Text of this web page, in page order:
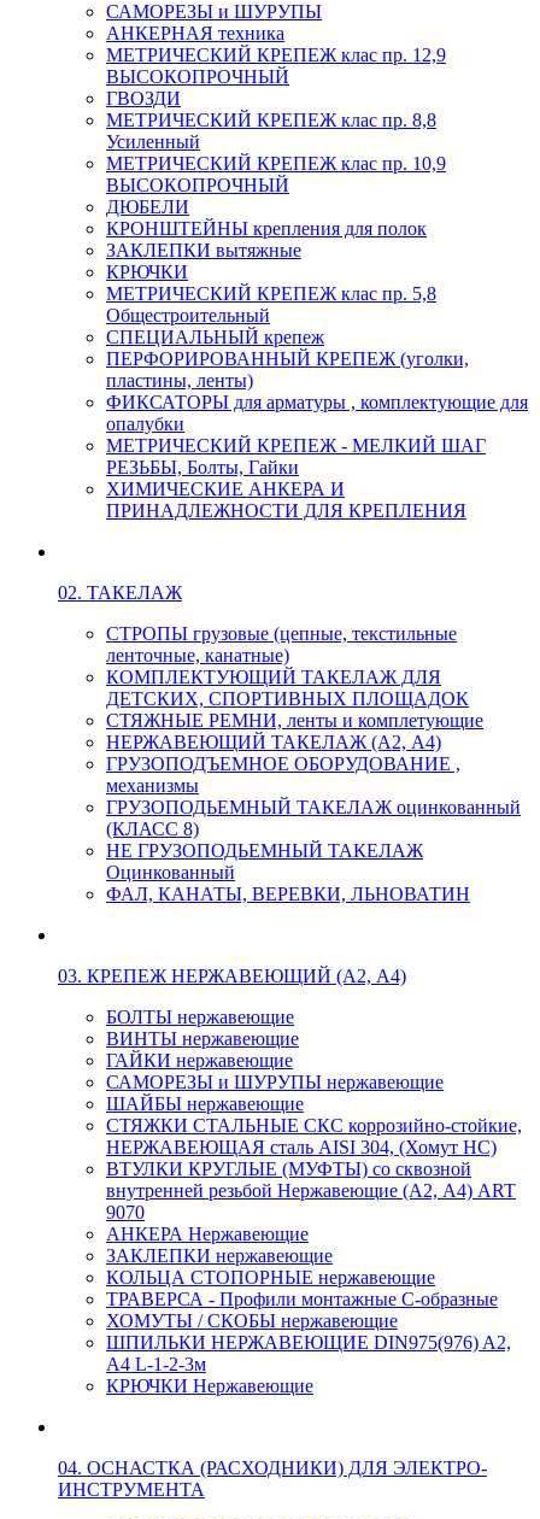
САМОРЕЗЫ и ШУРУПЫ
АНКЕРНАЯ техника
МЕТРИЧЕСКИЙ КРЕПЕЖ клас пр. 12,9
ВЫСОКОПРОЧНЫЙ
ГВОЗДИ
МЕТРИЧЕСКИЙ КРЕПЕЖ клас пр. 8,8
Усиленный
МЕТРИЧЕСКИЙ КРЕПЕЖ клас пр. 10,9
ВЫСОКОПРОЧНЫЙ
ДЮБЕЛИ
КРОНШТЕЙНЫ крепления для полок
ЗАКЛЕПКИ вытяжные
КРЮЧКИ
МЕТРИЧЕСКИЙ КРЕПЕЖ клас пр. 5,8
Общестроительный
СПЕЦИАЛЬНЫЙ крепеж
ПЕРФОРИРОВАННЫЙ КРЕПЕЖ (уголки,
пластины, ленты)
ФИКСАТОРЫ для арматуры , комплектующие для
опалубки
МЕТРИЧЕСКИЙ КРЕПЕЖ - МЕЛКИЙ ШАГ
РЕЗЬБЫ, Болты, Гайки
ХИМИЧЕСКИЕ АНКЕРА И
ПРИНАДЛЕЖНОСТИ ДЛЯ КРЕПЛЕНИЯ
02. ТАКЕЛАЖ
СТРОПЫ грузовые (цепные, текстильные
ленточные, канатные)
КОМПЛЕКТУЮЩИЙ ТАКЕЛАЖ ДЛЯ
ДЕТСКИХ, СПОРТИВНЫХ ПЛОЩАДОК
СТЯЖНЫЕ РЕМНИ, ленты и комплетующие
НЕРЖАВЕЮЩИЙ ТАКЕЛАЖ (А2, А4)
ГРУЗОПОДЪЕМНОЕ ОБОРУДОВАНИЕ ,
механизмы
ГРУЗОПОДЬЕМНЫЙ ТАКЕЛАЖ оцинкованный
(КЛАСС 8)
НЕ ГРУЗОПОДЬЕМНЫЙ ТАКЕЛАЖ
Оцинкованный
ФАЛ, КАНАТЫ, ВЕРЕВКИ, ЛЬНОВАТИН
03. КРЕПЕЖ НЕРЖАВЕЮЩИЙ (А2, А4)
БОЛТЫ нержавеющие
ВИНТЫ нержавеющие
ГАЙКИ нержавеющие
САМОРЕЗЫ и ШУРУПЫ нержавеющие
ШАЙБЫ нержавеющие
СТЯЖКИ СТАЛЬНЫЕ СКС коррозийно-стойкие,
НЕРЖАВЕЮЩАЯ сталь AISI 304, (Хомут НС)
ВТУЛКИ КРУГЛЫЕ (МУФТЫ) со сквозной
внутренней резьбой Нержавеющие (А2, А4) ART
9070
АНКЕРА Нержавеющие
ЗАКЛЕПКИ нержавеющие
КОЛЬЦА СТОПОРНЫЕ нержавеющие
ТРАВЕРСА - Профили монтажные С-образные
ХОМУТЫ / СКОБЫ нержавеющие
ШПИЛЬКИ НЕРЖАВЕЮЩИЕ DIN975(976) A2,
А4 L-1-2-3м
КРЮЧКИ Нержавеющие
04. ОСНАСТКА (РАСХОДНИКИ) ДЛЯ ЭЛЕКТРО-
ИНСТРУМЕНТА